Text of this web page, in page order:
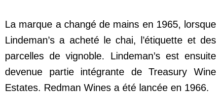
La marque a changé de mains en 1965, lorsque
Lindeman’s a acheté le chai, l’étiquette et des
parcelles de vignoble. Lindeman’s est ensuite
devenue partie intégrante de Treasury Wine
Estates. Redman Wines a été lancée en 1966.